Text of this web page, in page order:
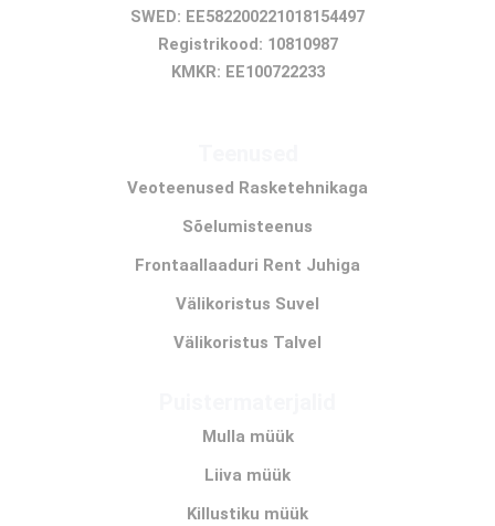
SWED: EE582200221018154497
Registrikood: 10810987
KMKR: EE100722233
Veoteenused Rasketehnikaga
Sõelumisteenus
Frontaallaaduri Rent Juhiga
Välikoristus Suvel
Välikoristus Talvel
Mulla müük
Liiva müük
Killustiku müük